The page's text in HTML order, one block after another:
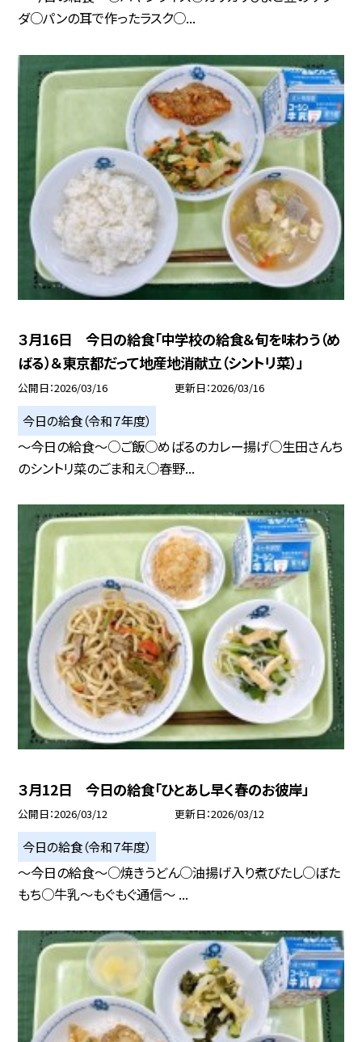
ダ○パンの耳で作ったラスク○...
３月16日 今日の給食「中学校の給食＆旬を味わう（め
ばる）＆東京都だって地産地消献立（シントリ菜）」
公開日 2026/03/16 更新日 2026/03/16
今日の給食（令和７年度）
～今日の給食～○ご飯○めばるのカレー揚げ○生田さんち
のシントリ菜のごま和え○春野...
３月12日 今日の給食「ひとあし早く春のお彼岸」
公開日 2026/03/12 更新日 2026/03/12
今日の給食（令和７年度）
～今日の給食～○焼きうどん○油揚げ入り煮びたし○ぼた
もち○牛乳～もぐもぐ通信～ ...